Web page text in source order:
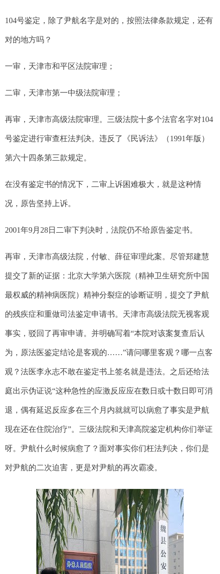
104号鉴定，除了尹航名字是对的，按照法律条款规定，还有
对的地方吗？
一审，天津市和平区法院审理；
二审，天津市第一中级法院审理；
再审，天津市高级法院审理。三级法院十多个法官名字对104
号鉴定进行审查枉法判决。违反了《民诉法》（1991年版）
第六十四条第三款规定。
在没有鉴定书的情况下，二审上诉困难极大，就是这种情
况，原告坚持上诉。
2001年9月 28日二审下判决时，法院仍不给原告鉴定书。
再审，天津市高级法院，付敏、薛征审理此案。尽管郑建慧
提交了新的证据：北京大学第六医院（精神卫生研究所中国
最权威的精神病医院）精神分裂症的诊断证明，提交了尹航
的残疾症和重做司法鉴定申请书。天津市高级法院无视客观
事实，驳回了再审申请。并明确写着“本院对该案复查后认
为，原法医鉴定结论是客观的……”请问哪里客观？哪一点客
观？法医李永志不敢在鉴定书上签名就是违法。之后还给法
庭出示伪证说“这种急性的应激反应应在数日或十数日即可消
退，偶有延迟反应多在三个月内就就可以病愈了事实是尹航
现在还在住院治疗”。三级法院和天津高院鉴定机构你们举证
呀。尹航什么时候病愈了？面对事实你们枉法判决，你们是
对尹航的二次迫害，更是对尹航的再次霸凌。